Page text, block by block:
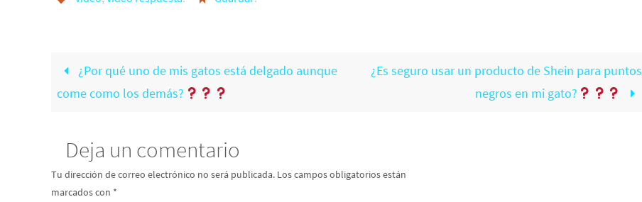
¿Por qué uno de mis gatos está delgado aunque
come como los demás?
¿Es seguro usar un producto de Shein para puntos
negros en mi gato?
Deja un comentario
Tu dirección de correo electrónico no será publicada. Los campos obligatorios están
marcados con *